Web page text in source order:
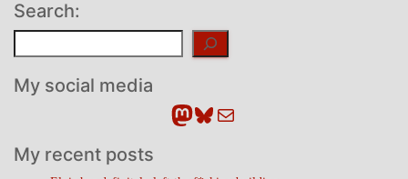
Search:
My social media
Mastodon
Bluesky
E-Mail
My recent posts